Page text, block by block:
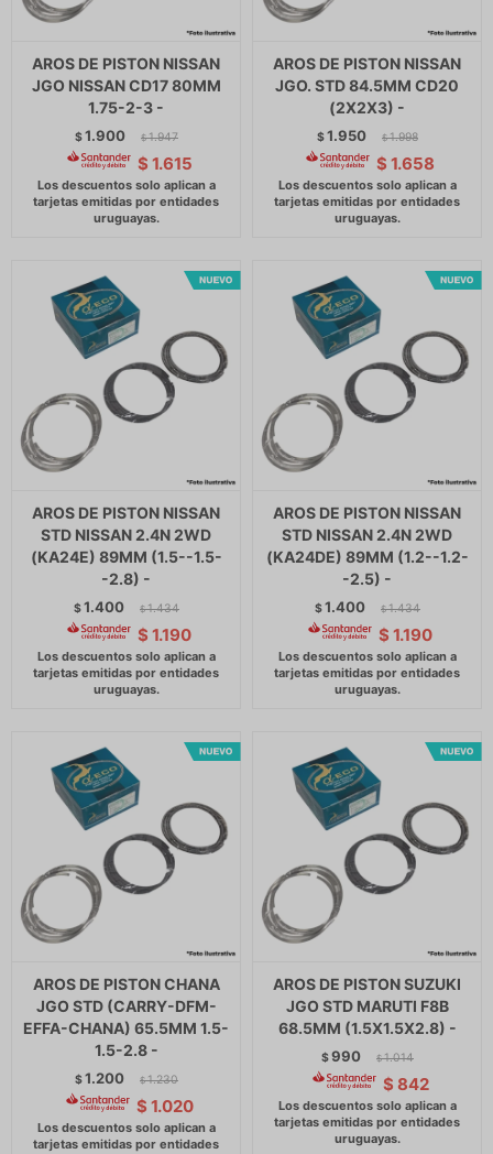
AROS DE PISTON NISSAN
JGO NISSAN CD17 80MM
1.75-2-3 -
$1.900 $ 1.947
$ 1.615
AROS DE PISTON NISSAN
JGO. STD 84.5MM CD20
(2X2X3) -
$1.950 $ 1.998
$ 1.658
AROS DE PISTON NISSAN
STD NISSAN 2.4N 2WD
(KA24E) 89MM (1.5--1.5-
-2.8) -
$1.400 $ 1.434
$ 1.190
AROS DE PISTON NISSAN
STD NISSAN 2.4N 2WD
(KA24DE) 89MM (1.2--1.2-
-2.5) -
$1.400 $ 1.434
$ 1.190
AROS DE PISTON CHANA
JGO STD (CARRY-DFM-
EFFA-CHANA) 65.5MM 1.5-
1.5-2.8 -
$1.200 $ 1.230
$ 1.020
AROS DE PISTON SUZUKI
JGO STD MARUTI F8B
68.5MM (1.5X1.5X2.8) -
$990 $ 1.014
$ 842